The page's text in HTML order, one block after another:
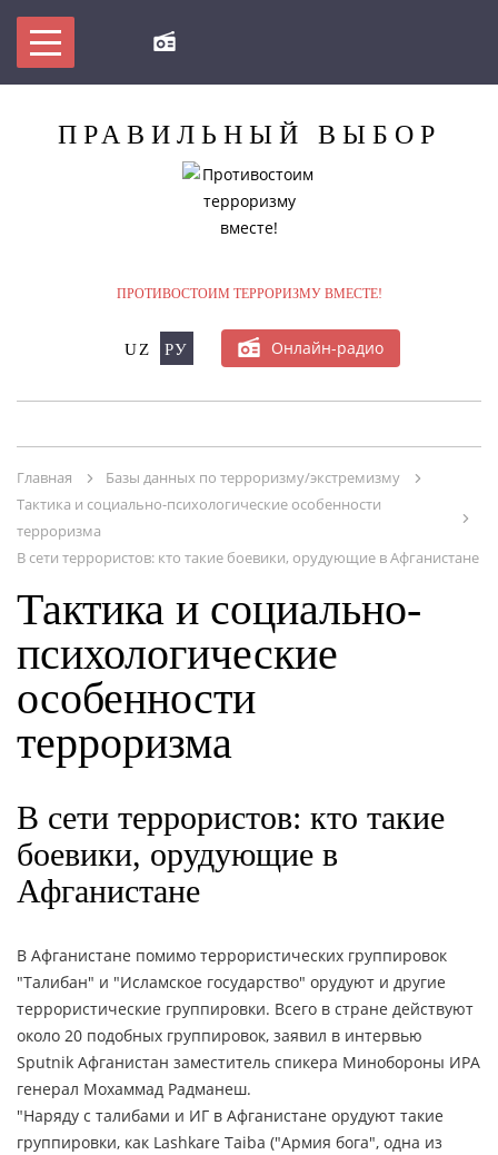
МЫ ПРОТИВ ТЕРРОРИЗМА!
БУДЬ В КУРСЕ
БАЗЫ ДАННЫХ ПО ТЕРРОРИЗМУ/
ПУБЛИКАЦИИ
ОНЛАЙН - СЕРВИСЫ
ПРАВИЛЬНЫЙ ВЫБОР
ПРОТИВОСТОИМ ТЕРРОРИЗМУ ВМЕСТЕ!
UZ РУ Онлайн-радио
Главная
Базы данных по терроризму/экстремизму
Тактика и социально-психологические особенности
терроризма
В сети террористов: кто такие боевики, орудующие в Афганистане
Тактика и социально-
психологические
особенности
терроризма
В сети террористов: кто такие
боевики, орудующие в
Афганистане
В Афганистане помимо террористических группировок
"Талибан" и "Исламское государство" орудуют и другие
террористические группировки. Всего в стране действуют
около 20 подобных группировок, заявил в интервью
Sputnik Афганистан заместитель спикера Минобороны ИРА
генерал Мохаммад Радманеш.
"Наряду с талибами и ИГ в Афганистане орудуют такие
группировки, как Lashkare Taiba ("Армия бога", одна из